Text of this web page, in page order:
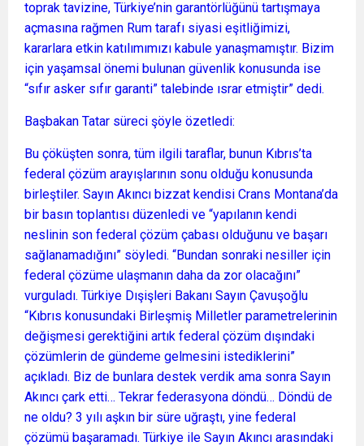
toprak tavizine, Türkiye’nin garantörlüğünü tartışmaya
açmasına rağmen Rum tarafı siyasi eşitliğimizi,
kararlara etkin katılımımızı kabule yanaşmamıştır. Bizim
için yaşamsal önemi bulunan güvenlik konusunda ise
“sıfır asker sıfır garanti” talebinde ısrar etmiştir” dedi.
Başbakan Tatar süreci şöyle özetledi:
Bu çöküşten sonra, tüm ilgili taraflar, bunun Kıbrıs’ta
federal çözüm arayışlarının sonu olduğu konusunda
birleştiler. Sayın Akıncı bizzat kendisi Crans Montana’da
bir basın toplantısı düzenledi ve “yapılanın kendi
neslinin son federal çözüm çabası olduğunu ve başarı
sağlanamadığını” söyledi. “Bundan sonraki nesiller için
federal çözüme ulaşmanın daha da zor olacağını”
vurguladı. Türkiye Dışişleri Bakanı Sayın Çavuşoğlu
“Kıbrıs konusundaki Birleşmiş Milletler parametrelerinin
değişmesi gerektiğini artık federal çözüm dışındaki
çözümlerin de gündeme gelmesini istediklerini”
açıkladı. Biz de bunlara destek verdik ama sonra Sayın
Akıncı çark etti… Tekrar federasyona döndü… Döndü de
ne oldu? 3 yılı aşkın bir süre uğraştı, yine federal
çözümü başaramadı. Türkiye ile Sayın Akıncı arasındaki